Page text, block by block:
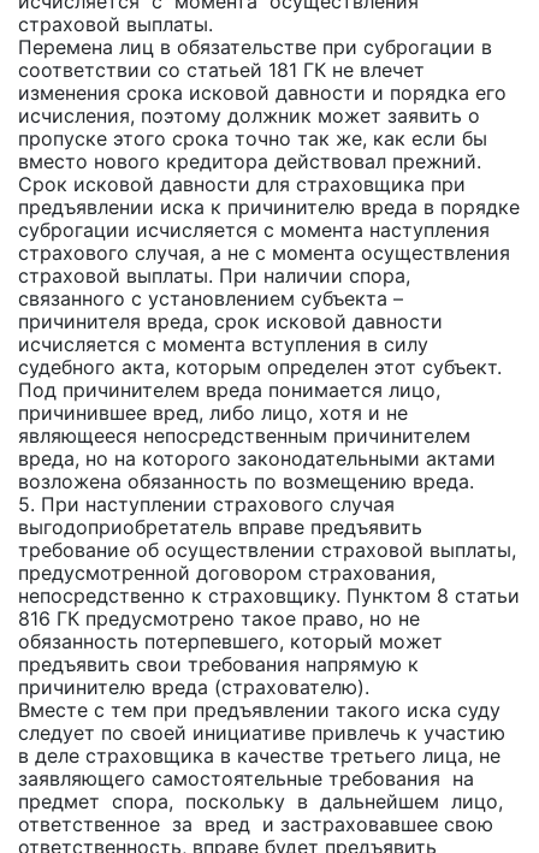
страховой выплаты.
Перемена лиц в обязательстве при суброгации в
соответствии со статьей 181 ГК не влечет
изменения срока исковой давности и порядка его
исчисления, поэтому должник может заявить о
пропуске этого срока точно так же, как если бы
вместо нового кредитора действовал прежний.
Срок исковой давности для страховщика при
предъявлении иска к причинителю вреда в порядке
суброгации исчисляется с момента наступления
страхового случая, а не с момента осуществления
страховой выплаты. При наличии спора,
связанного с установлением субъекта –
причинителя вреда, срок исковой давности
исчисляется с момента вступления в силу
судебного акта, которым определен этот субъект.
Под причинителем вреда понимается лицо,
причинившее вред, либо лицо, хотя и не
являющееся непосредственным причинителем
вреда, но на которого законодательными актами
возложена обязанность по возмещению вреда.
5. При наступлении страхового случая
выгодоприобретатель вправе предъявить
требование об осуществлении страховой выплаты,
предусмотренной договором страхования,
непосредственно к страховщику. Пунктом 8 статьи
816 ГК предусмотрено такое право, но не
обязанность потерпевшего, который может
предъявить свои требования напрямую к
причинителю вреда (страхователю).
Вместе с тем при предъявлении такого иска суду
следует по своей инициативе привлечь к участию
в деле страховщика в качестве третьего лица, не
заявляющего самостоятельные требования на
предмет спора, поскольку в дальнейшем лицо,
ответственное за вред и застраховавшее свою
ответственность, вправе будет предъявить